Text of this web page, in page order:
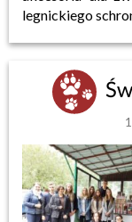
legnickiego